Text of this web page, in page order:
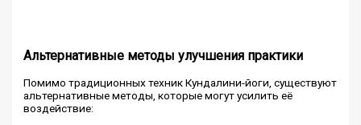
Альтернативные методы улучшения практики
Помимо традиционных техник Кундалини-йоги, существуют
альтернативные методы, которые могут усилить её
воздействие: